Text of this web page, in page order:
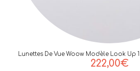
Lunettes De Vue Woow Modèle Look Up
222,00€